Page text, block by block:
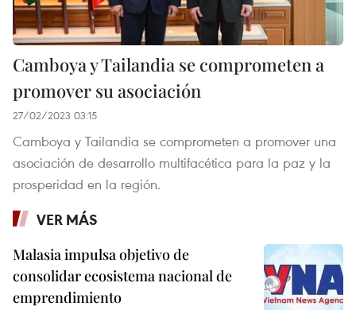
Camboya y Tailandia se comprometen a
promover su asociación
27/02/2023 03:15
Camboya y Tailandia se comprometen a promover una
asociación de desarrollo multifacética para la paz y la
prosperidad en la región.
VER MÁS
Malasia impulsa objetivo de
consolidar ecosistema nacional de
emprendimiento